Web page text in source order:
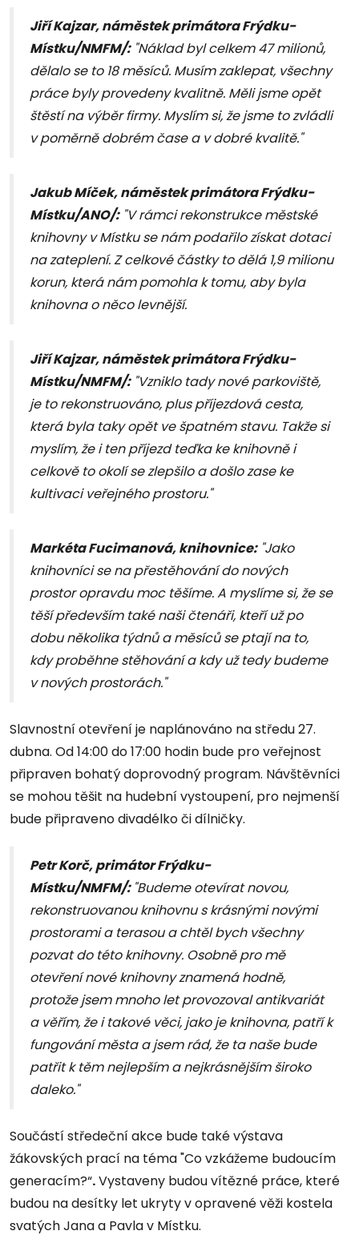
Jiří Kajzar, náměstek primátora Frýdku-
Místku/NMFM/:"Náklad byl celkem 47 milionů,
dělalo se to 18 měsíců. Musím zaklepat, všechny
práce byly provedeny kvalitně. Měli jsme opět
štěstí na výběr firmy. Myslím si, že jsme to zvládli
v poměrně dobrém čase a v dobré kvalitě."
Jakub Míček, náměstek primátora Frýdku-
Místku/ANO/:"V rámci rekonstrukce městské
knihovny v Místku se nám podařilo získat dotaci
na zateplení. Z celkové částky to dělá 1,9 milionu
korun, která nám pomohla k tomu, aby byla
knihovna o něco levnější.
Jiří Kajzar, náměstek primátora Frýdku-
Místku/NMFM/:"Vzniklo tady nové parkoviště,
je to rekonstruováno, plus příjezdová cesta,
která byla taky opět ve špatném stavu. Takže si
myslím, že i ten příjezd teďka ke knihovně i
celkově to okolí se zlepšilo a došlo zase ke
kultivaci veřejného prostoru."
Markéta Fucimanová, knihovnice:"Jako
knihovníci se na přestěhování do nových
prostor opravdu moc těšíme. A myslíme si, že se
těší především také naši čtenáři, kteří už po
dobu několika týdnů a měsíců se ptají na to,
kdy proběhne stěhování a kdy už tedy budeme
v nových prostorách."
Slavnostní otevření je naplánováno na středu 27.
dubna. Od 14:00 do 17:00 hodin bude pro veřejnost
připraven bohatý doprovodný program. Návštěvníci
se mohou těšit na hudební vystoupení, pro nejmenší
bude připraveno divadélko či dílničky.
Petr Korč, primátor Frýdku-
Místku/NMFM/: "Budeme otevírat novou,
rekonstruovanou knihovnu s krásnými novými
prostorami a terasou a chtěl bych všechny
pozvat do této knihovny. Osobně pro mě
otevření nové knihovny znamená hodně,
protože jsem mnoho let provozoval antikvariát
a věřím, že i takové věci, jako je knihovna, patří k
fungování města a jsem rád, že ta naše bude
patřit k těm nejlepším a nejkrásnějším široko
daleko."
Součástí středeční akce bude také výstava
žákovských prací na téma "Co vzkážeme budoucím
generacím?“.Vystaveny budou vítězné práce, které
budou na desítky let ukryty v opravené věži kostela
svatých Jana a Pavla v Místku.